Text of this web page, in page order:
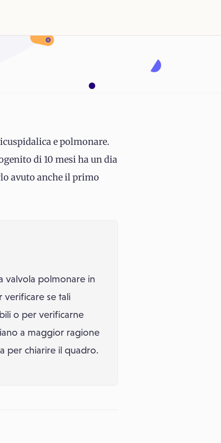
e polmonare.
di 10 mesi ha un dia
avuto anche il primo
valvola polmonare in
se tali
o per verificarne
a maggior ragione
per chiarire il quadro.